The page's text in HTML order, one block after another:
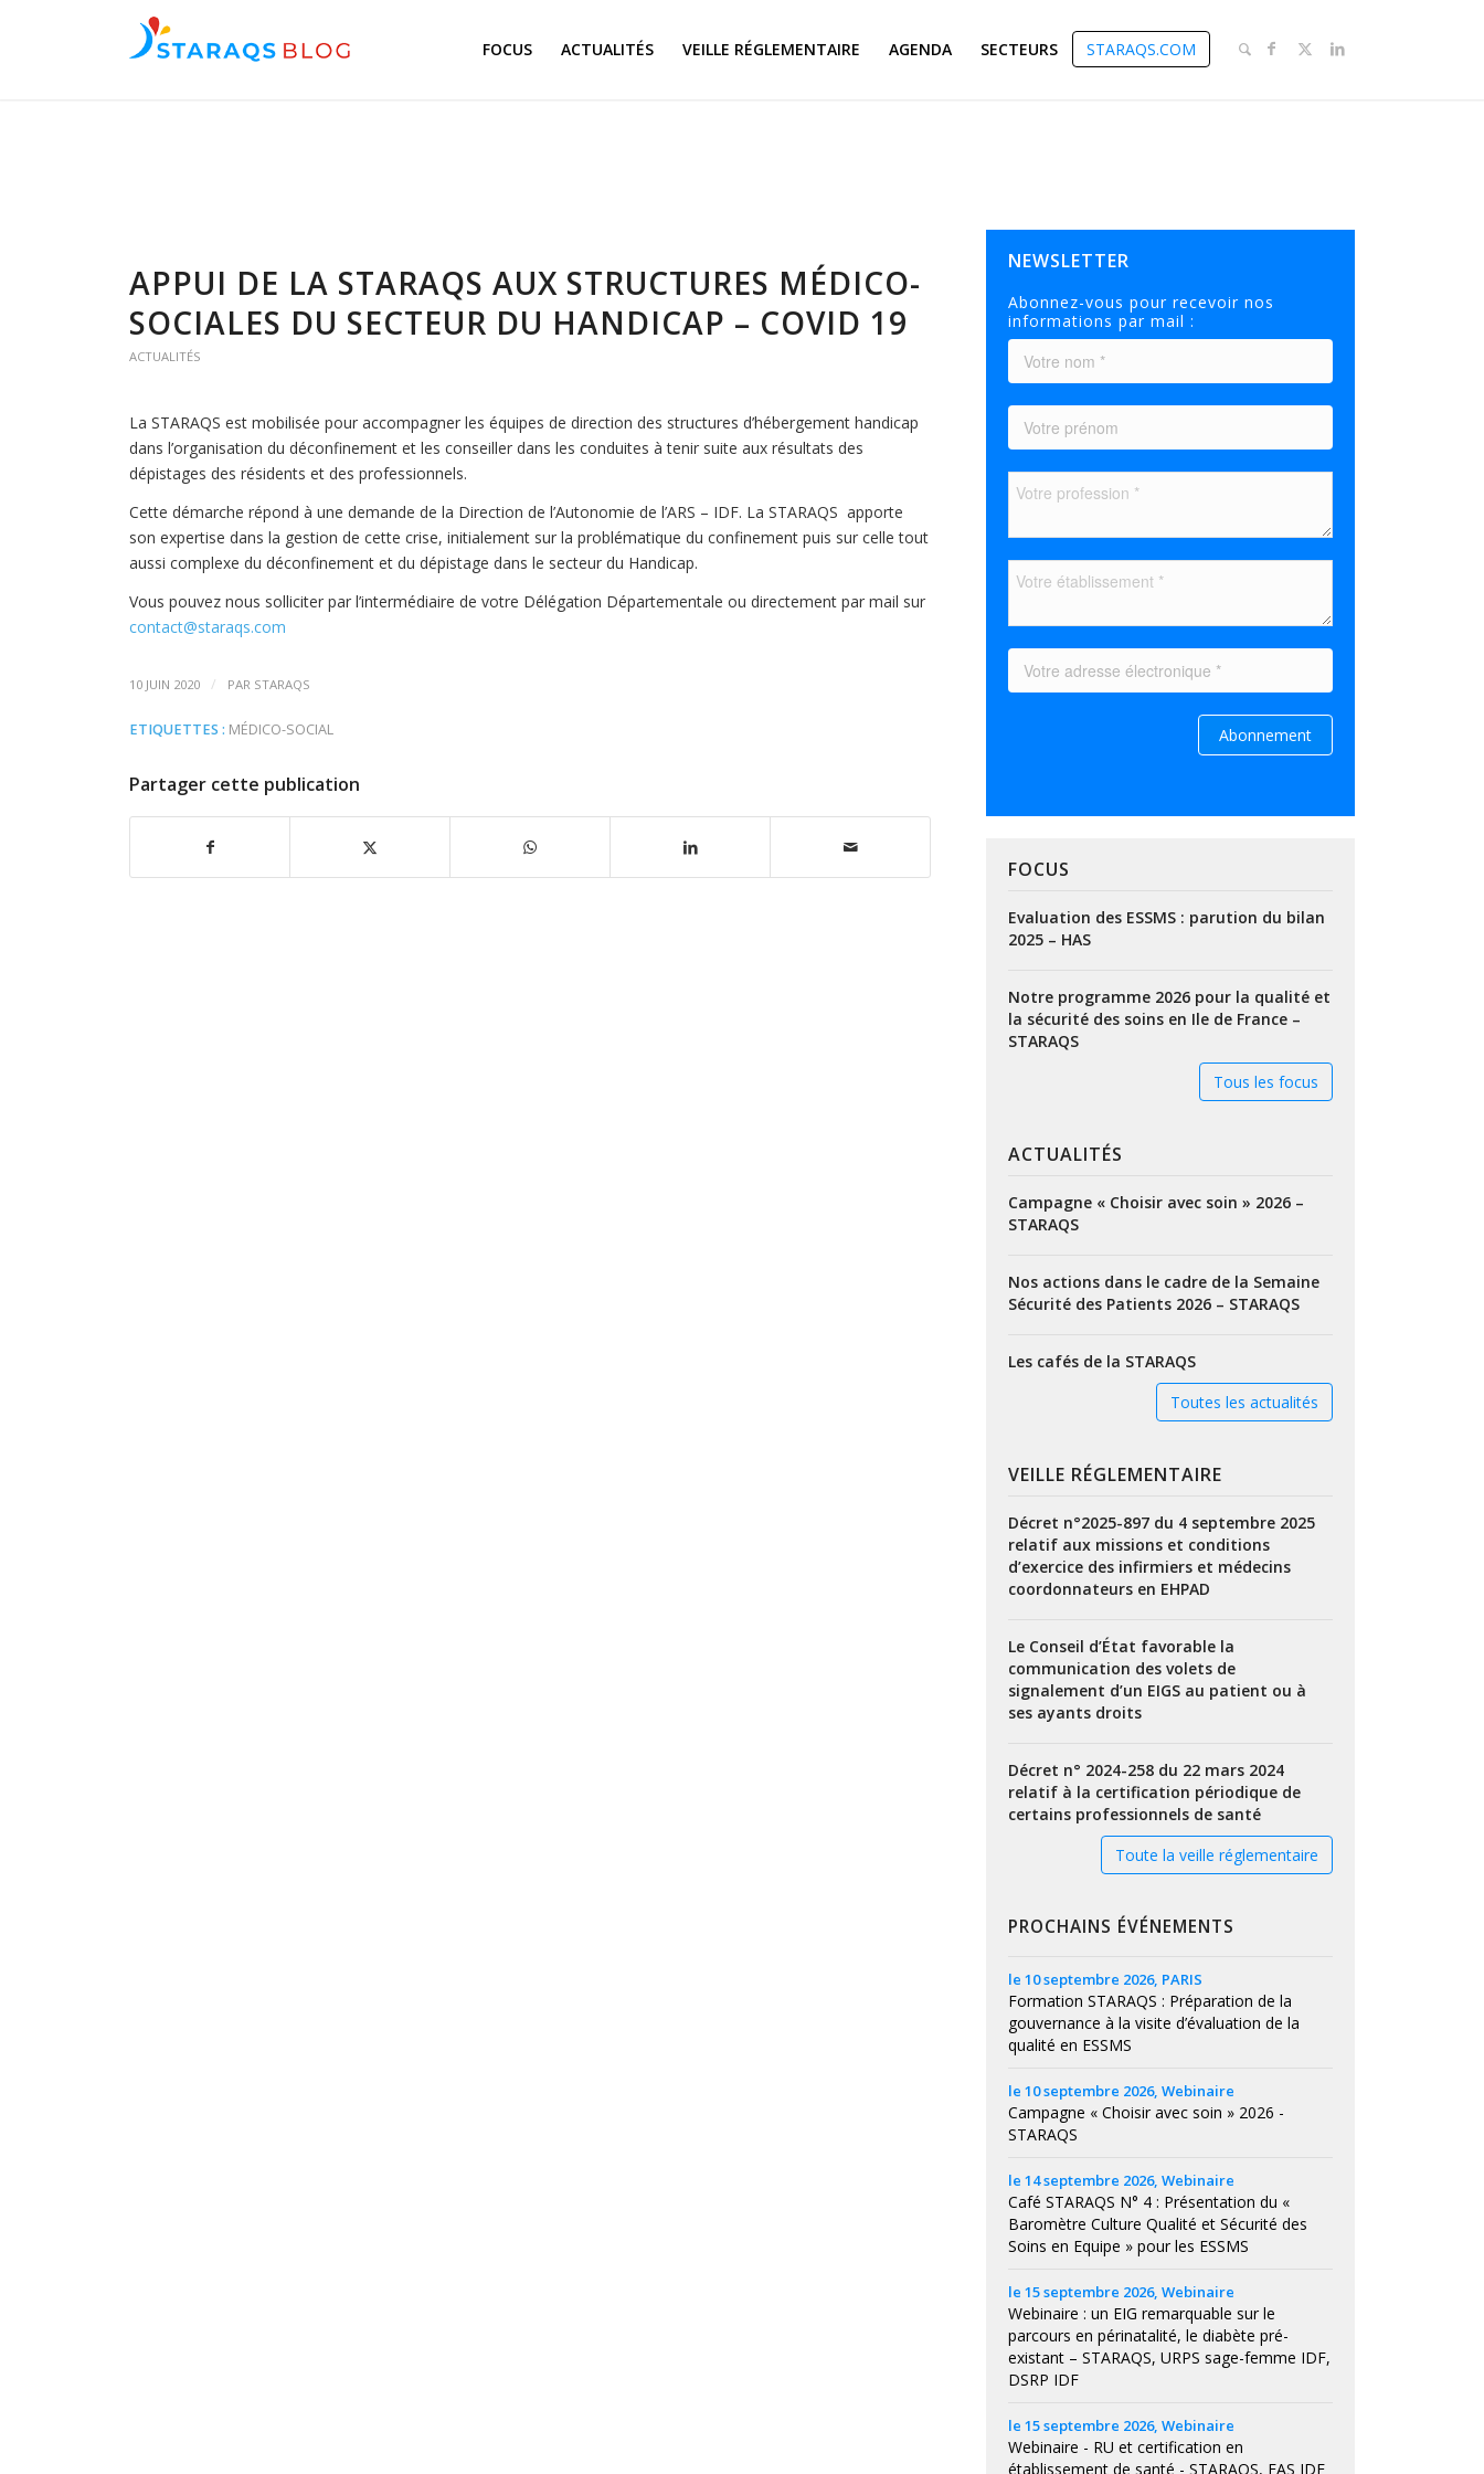
FOCUS ACTUALITÉS VEILLE RÉGLEMENTAIRE AGENDA SECTEURS STARAQS.COM
APPUI DE LA STARAQS AUX STRUCTURES MÉDICO-
SOCIALES DU SECTEUR DU HANDICAP – COVID 19
ACTUALITÉS
La STARAQS est mobilisée pour accompagner les équipes de direction des structures d’hébergement handicap
dans l’organisation du déconfinement et les conseiller dans les conduites à tenir suite aux résultats des
dépistages des résidents et des professionnels.
Cette démarche répond à une demande de la Direction de l’Autonomie de l’ARS – IDF. La STARAQS apporte
son expertise dans la gestion de cette crise, initialement sur la problématique du confinement puis sur celle tout
aussi complexe du déconfinement et du dépistage dans le secteur du Handicap.
Vous pouvez nous solliciter par l’intermédiaire de votre Délégation Départementale ou directement par mail sur
contact@staraqs.com
10 JUIN 2020 / PAR STARAQS
ETIQUETTES : MÉDICO-SOCIAL
Partager cette publication
NEWSLETTER
FOCUS
Evaluation des ESSMS : parution du bilan
2025 – HAS
Notre programme 2026 pour la qualité et
la sécurité des soins en Ile de France –
STARAQS
Tous les focus
ACTUALITÉS
Campagne « Choisir avec soin » 2026 –
STARAQS
Nos actions dans le cadre de la Semaine
Sécurité des Patients 2026 – STARAQS
Les cafés de la STARAQS
Toutes les actualités
VEILLE RÉGLEMENTAIRE
Décret n°2025-897 du 4 septembre 2025
relatif aux missions et conditions
d’exercice des infirmiers et médecins
coordonnateurs en EHPAD
Le Conseil d’État favorable la
communication des volets de
signalement d’un EIGS au patient ou à
ses ayants droits
Décret n° 2024-258 du 22 mars 2024
relatif à la certification périodique de
certains professionnels de santé
Toute la veille réglementaire
PROCHAINS ÉVÉNEMENTS
le 10 septembre 2026, PARIS
Formation STARAQS : Préparation de la
gouvernance à la visite d’évaluation de la
qualité en ESSMS
le 10 septembre 2026, Webinaire
Campagne « Choisir avec soin » 2026 -
STARAQS
le 14 septembre 2026, Webinaire
Café STARAQS N° 4 : Présentation du «
Baromètre Culture Qualité et Sécurité des
Soins en Equipe » pour les ESSMS
le 15 septembre 2026, Webinaire
Webinaire : un EIG remarquable sur le
parcours en périnatalité, le diabète pré-
existant – STARAQS, URPS sage-femme IDF,
DSRP IDF
le 15 septembre 2026, Webinaire
Webinaire - RU et certification en
établissement de santé - STARAQS, FAS IDF